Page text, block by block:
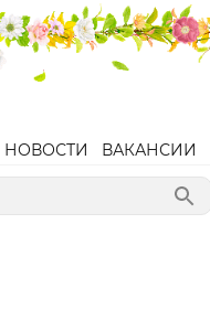
НОВОСТИ ВАКАНСИИ